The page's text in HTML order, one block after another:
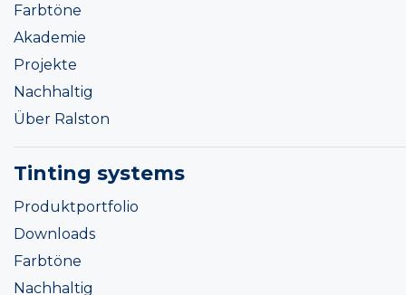
Farbtöne
Akademie
Projekte
Nachhaltig
Über Ralston
Tinting systems
Produktportfolio
Downloads
Farbtöne
Nachhaltig